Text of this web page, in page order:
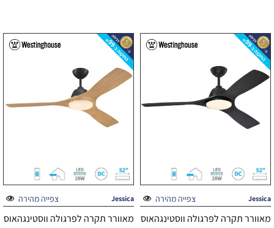
צפייה מהירה Jessica
מאוורר תקרה לפרגולה ווסטינגהאוס
צפייה מהירה Jessica
מאוורר תקרה לפרגולה ווסטינגהאוס